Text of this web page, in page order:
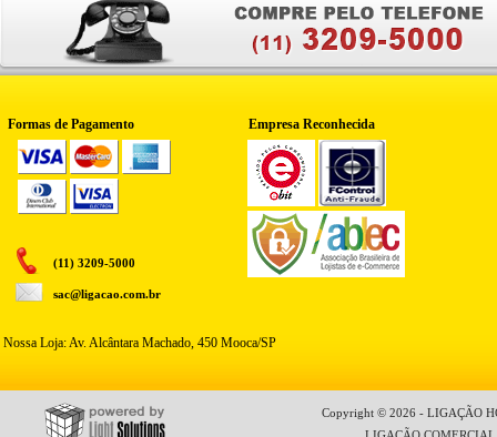
Formas de Pagamento Empresa Reconhecida
(11) 3209-5000
sac@ligacao.com.br
Nossa Loja: Av. Alcântara Machado, 450 Mooca/SP
Copyright © 2026 - LIGAÇÃO